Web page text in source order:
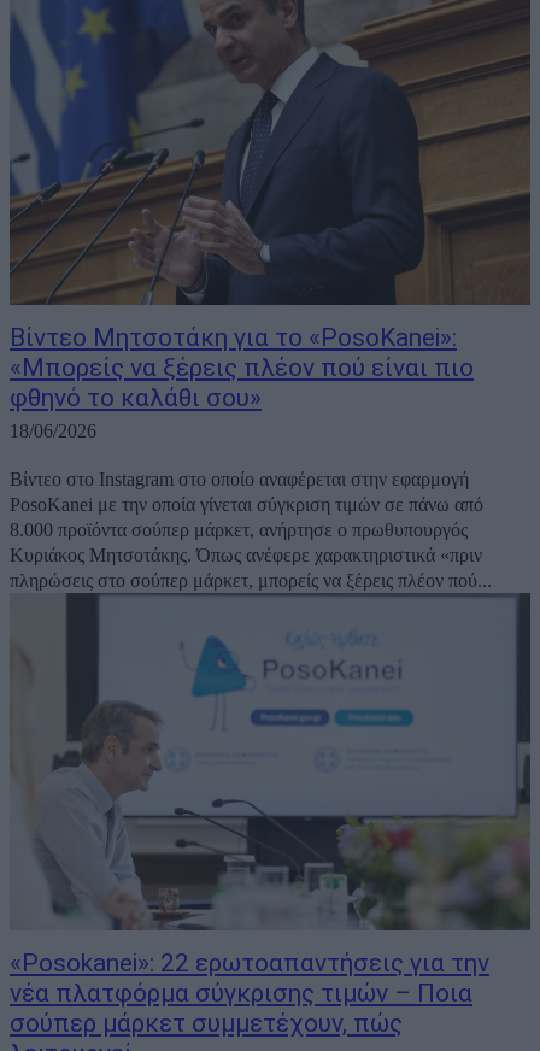
Βίντεο Μητσοτάκη για το «PosoKanei»:
«Μπορείς να ξέρεις πλέον πού είναι πιο
φθηνό το καλάθι σου»
18/06/2026
Βίντεο στο Instagram στο οποίο αναφέρεται στην εφαρμογή
PosoKanei με την οποία γίνεται σύγκριση τιμών σε πάνω από
8.000 προϊόντα σούπερ μάρκετ, ανήρτησε ο πρωθυπουργός
Κυριάκος Μητσοτάκης. Όπως ανέφερε χαρακτηριστικά «πριν
πληρώσεις στο σούπερ μάρκετ, μπορείς να ξέρεις πλέον πού...
«Posokanei»: 22 ερωτοαπαντήσεις για την
νέα πλατφόρμα σύγκρισης τιμών – Ποια
σούπερ μάρκετ συμμετέχουν, πώς